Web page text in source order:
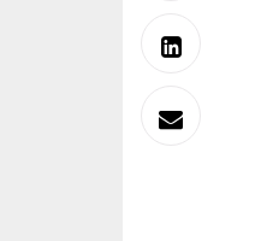
sur
Partager
sur
Envoyer